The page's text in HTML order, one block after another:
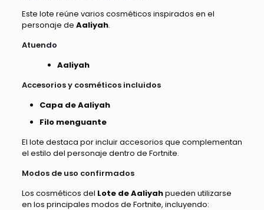
Este lote reúne varios cosméticos inspirados en el
personaje de Aaliyah.
Atuendo
Aaliyah
Accesorios y cosméticos incluidos
Capa de Aaliyah
Filo menguante
El lote destaca por incluir accesorios que complementan
el estilo del personaje dentro de Fortnite.
Modos de uso confirmados
Los cosméticos del Lote de Aaliyahpueden utilizarse
en los principales modos de Fortnite, incluyendo: